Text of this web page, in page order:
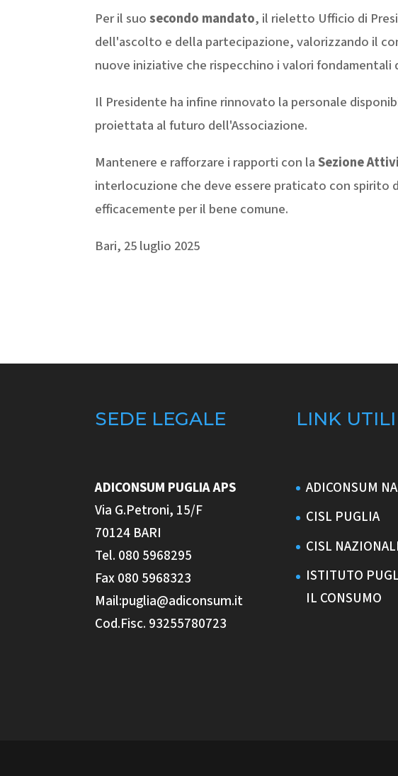
Per il suosecondo mandato, il rieletto Ufficio di
dell'ascolto e della partecipazione, valorizzando il
nuove iniziative che rispecchino i valori
Il Presidente ha infine rinnovato la personale
proiettata al futuro dell'Associazione.
Mantenere e rafforzare i rapporti con laSezione
interlocuzione che deve essere praticato con
efficacemente per il bene comune.
Bari, 25 luglio 2025
SEDE LEGALE
ADICONSUM PUGLIAAPS
Via G.Petroni, 15/F
70124 BARI
Tel. 080 5968295
Fax 080 5968323
Mail:puglia@adiconsum.it
Cod.Fisc. 93255780723
LINK UTILI
ADICONSUM
CISL PUGLIA
CISL
ISTITUTO
IL CONSUMO